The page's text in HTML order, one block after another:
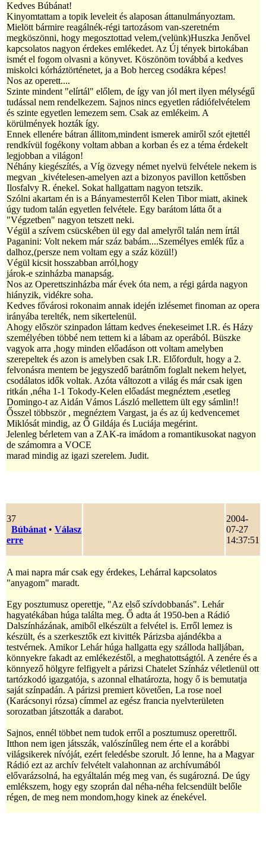
Kedves Búbánat!
Kinyomtattam a topik leveleit és alaposan áttanulmányoztam.
Mielött bármire reagálnék-régi tartozásom van-szeretném
megköszönni, hogy megosztottad velem,(velünk)Huszka Jenővel
kapcsolatos nagyon érdekes emlékedet. Az Új tények birtokában
ismét el fogom olvasni a könyvet. Köszönöm továbbá a kedves
miskolci kórháztörténetet, ja a Bob herceg csodákra képes!
Nos az operett....
Szinte mindent "elírtál" előlem, de így van jól mert ilyen mélységű
tudással nem rendelkezem. Sajnos nincs egyetlen rádiófelvételem
és szinte egyetlen lemezem sem. Csak az emlékeim. A
körülmények hozták így.
Ennek ellenére bátran állitom,mindent ismerek amiről szót ejtettél
rendkívül fogékony voltam abban a korban és ez a téma érdekelt
legjobban a világon!
Néhány kiegészítés, a Víg özvegy német nyelvü felvétele nekem is
megvan _kivételesen-amelyen azt a bizonyos pavillon kettősben
Ilosfalvy R. énekel. Sokat hallgattam nagyon tetszik.
Szólni akartam én is a Bányamesterről Kelen Tibor miatt, akinek
úgy tudom talán egyetlen felvétele. Egy barátom látta őt a
"Végzetben" nagyon tetszett neki.
Végül a szívem csücskében ül egy dal amelyről talán nem írtál
Paganini: Volt nekem már száz babám....Személyes emlék fűz a
dalhoz,(persze nem voltam egy a száz közül!)
Végül kicsit hosszabban arról,hogy
járok-e szinházba manapság.
Nos az Operettszinházba már évek óta nem, a régi gárda nagyon
hiányzik, vidékre soha.
Kedves fővárosi rokonaim annak idején izlésemet finoman az opera
irányába terelték, nem sikertelenül.
Ahogy először szinpadon láttam kedves énekeseimet I.R. és Házy
személyében többé nem tettem ki a lábam az operából. Büszke
vagyok arra ,hogy minden előadáson ott voltam amelyben
szerepeltek és azon is amelyben csak I.R. Előfordult, hogy a 2.
felvonásra mentem be jegyszedő barátnőm foglalt nekem helyet,
csodálatos idők voltak. Azóta változott a világ és már csak igen
ritkán ,néha 1-1 Tokody-Kelen előadást megnéztem ,esetleg
Domingo-t az Aidán Vámos László mellettem ült egy sámlin!!
Ősszel többször , megnéztem Vargast, ja és az új kedvencemet
Miklósát mindig, az Ő Gildája és Luciája megérint.
Jelenleg bérletem van a ZAK-ra imádom a romantikusokat nagyon
de számomra a VOCE
marad mindig az igazi szerelem. Judit.
37
Búbánat • Válasz
erre
2004-
07-27
14:37:51
A mai napra már csak egy érdekes, Lehárral kapcsolatos
"anyagom" maradt.
Egy posztumusz operettje, "Az első szívdobbanás". Lehár
hagyatékában húga találta meg. Ő adta át 1950-ben a Rádió
Dalszínházának, amiből elkészült a felvétel is. Erről lemez is
készült, és a szerkesztők ezt kivitték Párizsba ajándékba a
testvérnek. Amikor Lehár húga hallgatta egy szálloda halljában,
könnyekre fakadt az emlékezéstől, a meghatottságtól. A zenére és a
könnyező hölgyre felfigyelt a párizsi Chatelet Színház véletlenül ott
tartózkodó igazgatója, s azonnal elhatározta, hogy ő is bemutatja
saját színpadán. A párizsi premiert követően, La rose noel
(Karácsonyi rózsa) címmel az egész francia nyelvterületen
sorozatban játszották a darabot.
Sajnos, ennél többet nem tudok erről a posztumusz operettről.
Itthon nem igen játsszák, valószínűleg nem érte el a korábbi
világsikerek nívóját, ezért feledésbe szorult. Jó lenne, ha a Magyar
Rádió ezt az archív felvételt valahonnan az archívumából
elővarázsolná, ha egyáltalán még meg van, és sugározná. De úgy
emlékszem, hogy egy szoprán dal néha-néha felcsendült belőle
régen, de meg nem mondom,hogy kinek az énekével.